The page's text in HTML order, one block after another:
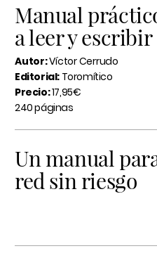
Manual
a leer y escribir
Autor:Víctor Cerrudo
Editorial: Toromítico
Precio:17,95€
240 páginas
Un manual
red sin riesgo